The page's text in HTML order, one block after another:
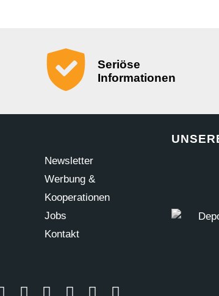
Seriöse
Informationen
Newsletter
Werbung &
Kooperationen
Jobs
Kontakt